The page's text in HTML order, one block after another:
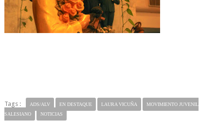
Tags : ADS/ALV EN DESTAQUE LAURA VICUÑA
MOVIMIENTO JUVENIL
SALESIANO
NOTICIAS